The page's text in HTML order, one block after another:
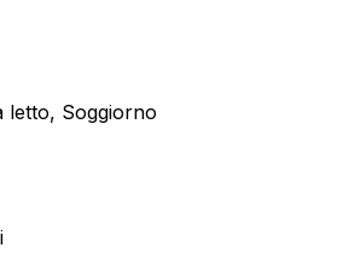
letto, Soggiorno